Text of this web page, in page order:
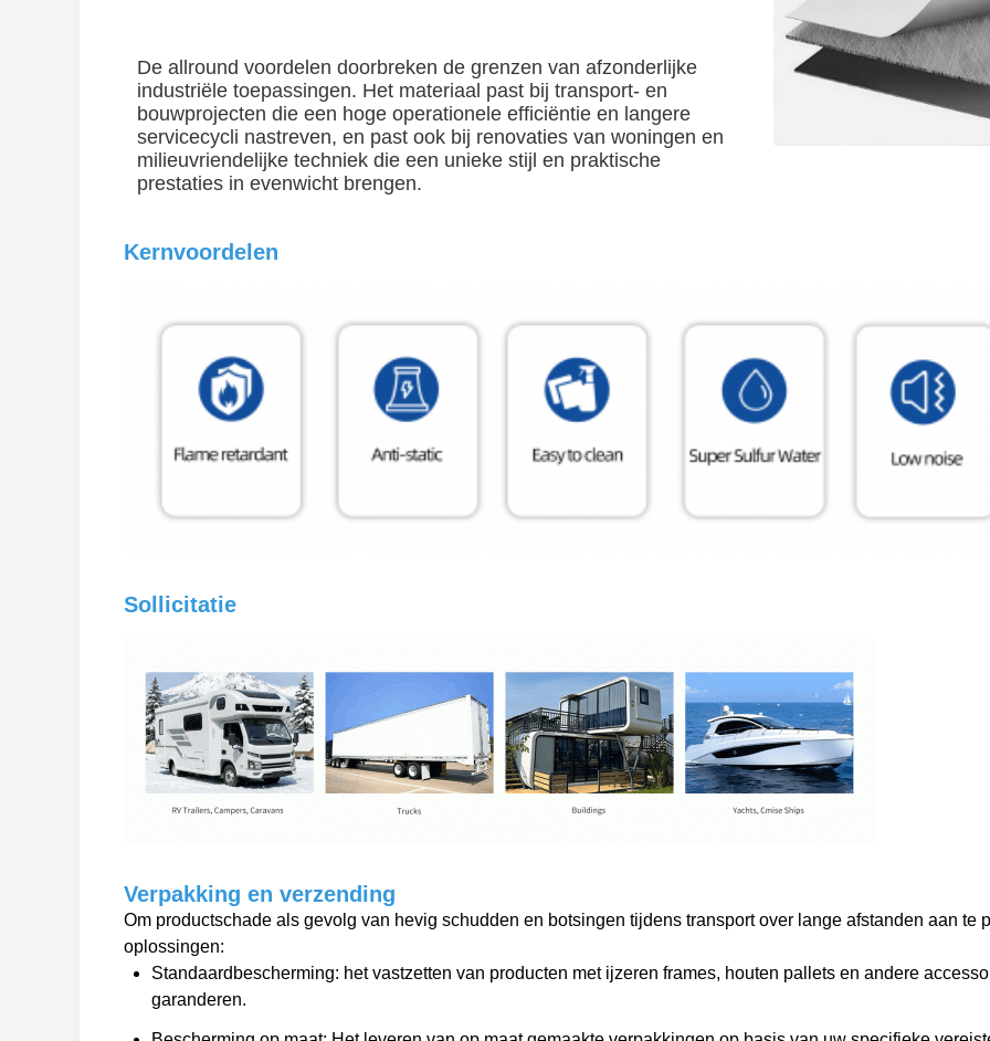
De allround voordelen doorbreken de grenzen van afzonderlijke
industriële toepassingen. Het materiaal past bij transport- en
bouwprojecten die een hoge operationele efficiëntie en langere
servicecycli nastreven, en past ook bij renovaties van woningen en
milieuvriendelijke techniek die een unieke stijl en praktische
prestaties in evenwicht brengen.
Kernvoordelen
Sollicitatie
Verpakking en verzending
Om productschade als gevolg van hevig schudden en botsingen tijdens transport over lange afstanden aan te
oplossingen:
Standaardbescherming: het vastzetten van producten met ijzeren frames, houten pallets en andere
garanderen.